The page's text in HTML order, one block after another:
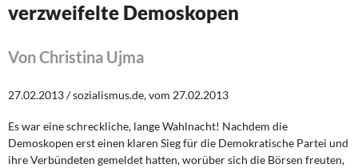
Leitlinien linker Wirtschafts- und Finanzpolitik
Wirtschaftspolitik
Steuer- und Finanzpolitik
verzweifelte Demoskopen
Von Christina Ujma
27.02.2013 / sozialismus.de, vom 27.02.2013
Es war eine schreckliche, lange Wahlnacht! Nachdem die
Demoskopen erst einen klaren Sieg für die Demokratische Partei und
ihre Verbündeten gemeldet hatten, worüber sich die Börsen freuten,